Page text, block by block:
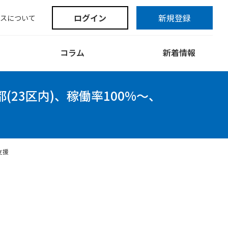
コラム 新着情報
について ログイン 新規登録
区内)、稼働率100%～、
援